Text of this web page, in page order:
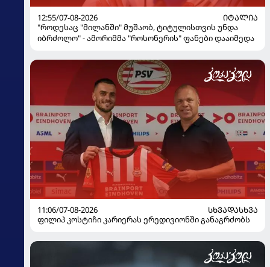
12:55/07-08-2026
ᲘᲢᲐᲚᲘᲐ
"როდესაც "მილანში" მუშაობ, ტიტულისთვის უნდა
იბრძოლო" - ამორიმმა "როსონერის" ფანები დააიმედა
11:06/07-08-2026
ᲡᲮᲕᲐᲓᲐᲡᲮᲕᲐ
ფილიპ კოსტიჩი კარიერას ერედივიონში განაგრძობს